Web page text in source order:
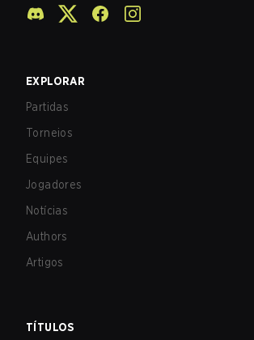
EXPLORAR
Partidas
Torneios
Equipes
Jogadores
Notícias
Authors
Artigos
TÍTULOS